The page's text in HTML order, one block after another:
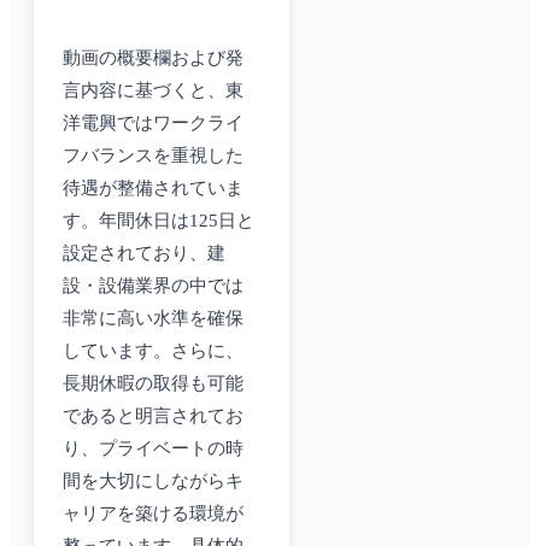
動画の概要欄および発
言内容に基づくと、東
洋電興ではワークライ
フバランスを重視した
待遇が整備されていま
す。年間休日は125日と
設定されており、建
設・設備業界の中では
非常に高い水準を確保
しています。さらに、
長期休暇の取得も可能
であると明言されてお
り、プライベートの時
間を大切にしながらキ
ャリアを築ける環境が